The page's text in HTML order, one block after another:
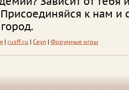
к нам и
rusff.ru Сеул Форумные игры